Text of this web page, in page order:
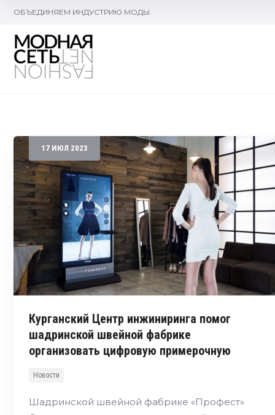
ОБЪЕДИНЯЕМ ИНДУСТРИЮ МОДЫ
17 ИЮЛ 2023
Курганский Центр инжиниринга помог
шадринской швейной фабрике
организовать цифровую примерочную
Новости
Шадринской швейной фабрике «Профест»